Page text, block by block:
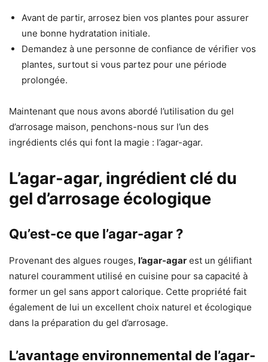
Avant de partir, arrosez bien vos plantes pour assurer
une bonne hydratation initiale.
Demandez à une personne de confiance de vérifier vos
plantes, surtout si vous partez pour une période
prolongée.
Maintenant que nous avons abordé l’utilisation du gel
d’arrosage maison, penchons-nous sur l’un des
ingrédients clés qui font la magie : l’agar-agar.
L’agar-agar, ingrédient clé du
gel d’arrosage écologique
Qu’est-ce que l’agar-agar ?
Provenant des algues rouges, l’agar-agar est un gélifiant
naturel couramment utilisé en cuisine pour sa capacité à
former un gel sans apport calorique. Cette propriété fait
également de lui un excellent choix naturel et écologique
dans la préparation du gel d’arrosage.
L’avantage environnemental de l’agar-